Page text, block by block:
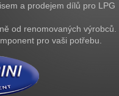
a prodejem dílů pro LPG
od renomovaných výrobců.
pro vaši potřebu.